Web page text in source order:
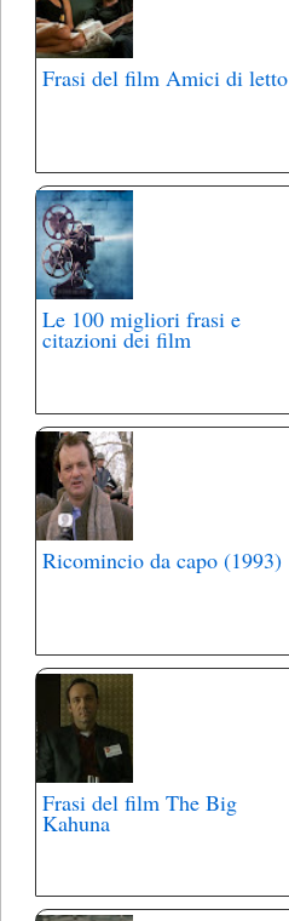
Frasi del film Amici di letto
Le 100 migliori frasi e
citazioni dei film
Ricomincio da capo (1993)
Frasi del film The Big
Kahuna